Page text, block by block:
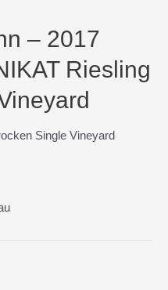
– 2017
Riesling
Single Vineyard